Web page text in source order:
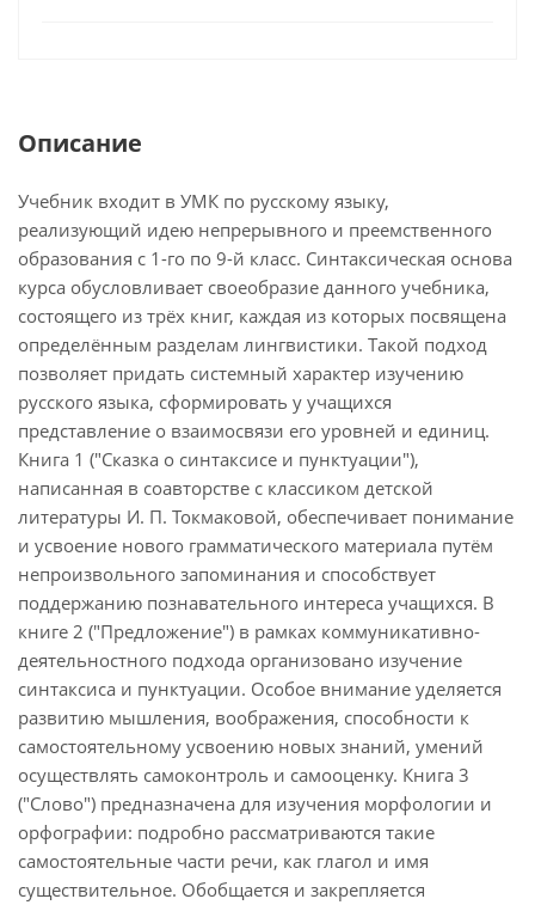
Описание
Учебник входит в УМК по русскому языку,
реализующий идею непрерывного и преемственного
образования с 1-го по 9-й класс. Синтаксическая основа
курса обусловливает своеобразие данного учебника,
состоящего из трёх книг, каждая из которых посвящена
определённым разделам лингвистики. Такой подход
позволяет придать системный характер изучению
русского языка, сформировать у учащихся
представление о взаимосвязи его уровней и единиц.
Книга 1 ("Сказка о синтаксисе и пунктуации"),
написанная в соавторстве с классиком детской
литературы И. П. Токмаковой, обеспечивает понимание
и усвоение нового грамматического материала путём
непроизвольного запоминания и способствует
поддержанию познавательного интереса учащихся. В
книге 2 ("Предложение") в рамках коммуникативно-
деятельностного подхода организовано изучение
синтаксиса и пунктуации. Особое внимание уделяется
развитию мышления, воображения, способности к
самостоятельному усвоению новых знаний, умений
осуществлять самоконтроль и самооценку. Книга 3
("Слово") предназначена для изучения морфологии и
орфографии: подробно рассматриваются такие
самостоятельные части речи, как глагол и имя
существительное. Обобщается и закрепляется